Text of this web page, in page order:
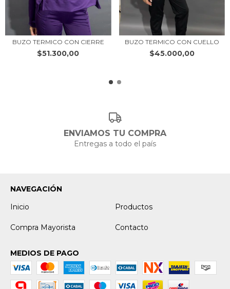
BUZO TERMICO CON CIERRE
$51.300,00
BUZO TERMICO CON CUELLO
$45.000,00
ENVIAMOS TU COMPRA
Entregas a todo el país
NAVEGACIÓN
Inicio
Productos
Compra Mayorista Contacto
MEDIOS DE PAGO